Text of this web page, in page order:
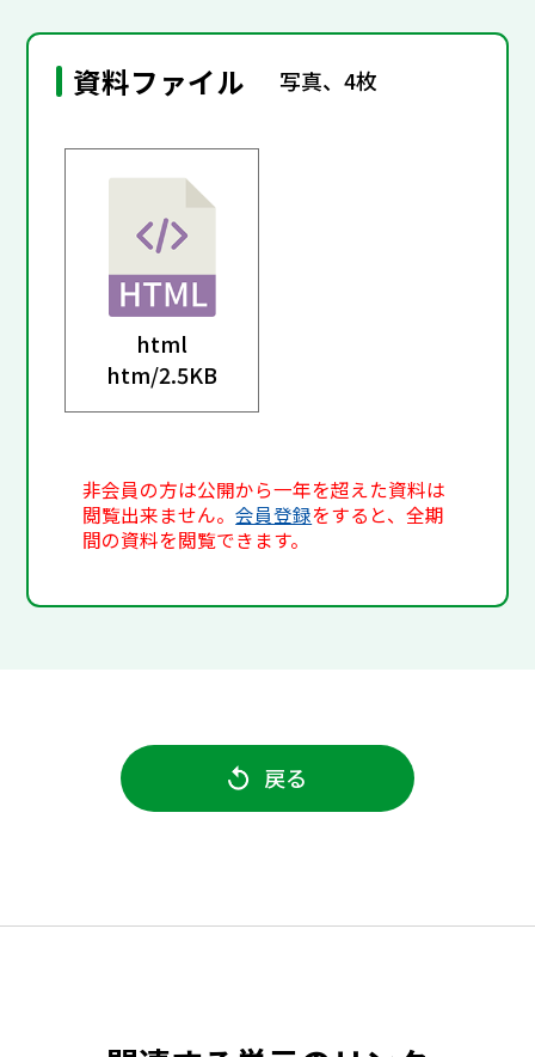
資料ファイル 写真、4枚
html
htm/2.5KB
非会員の方は公開から一年を超えた資料は
閲覧出来ません。会員登録をすると、全期
間の資料を閲覧できます。
戻る